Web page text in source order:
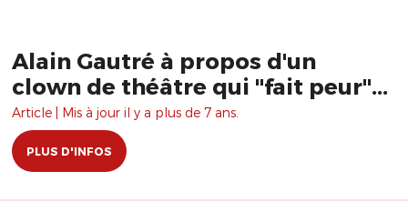
Alain Gautré à propos d'un
clown de théâtre qui "fait peur"...
Article | Mis à jour il y a plus de 7 ans.
PLUS D'INFOS